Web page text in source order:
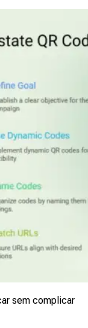
sem complicar